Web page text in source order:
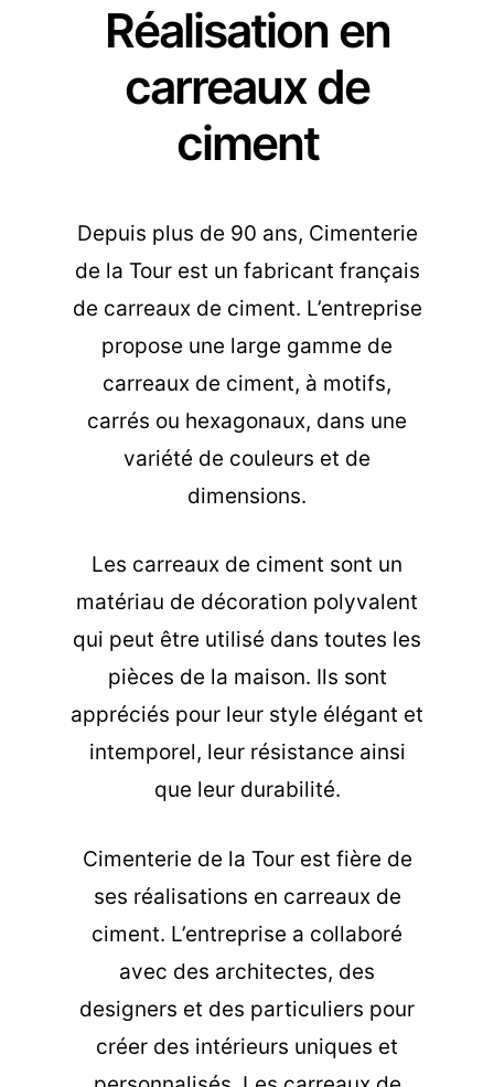
Réalisation en
carreaux de
ciment
Depuis plus de 90 ans, Cimenterie
de la Tour est un fabricant français
de carreaux de ciment. L’entreprise
propose une large gamme de
carreaux de ciment, à motifs,
carrés ou hexagonaux, dans une
variété de couleurs et de
dimensions.
Les carreaux de ciment sont un
matériau de décoration polyvalent
qui peut être utilisé dans toutes les
pièces de la maison. Ils sont
appréciés pour leur style élégant et
intemporel, leur résistance ainsi
que leur durabilité.
Cimenterie de la Tour est fière de
ses réalisations en carreaux de
ciment. L’entreprise a collaboré
avec des architectes, des
designers et des particuliers pour
créer des intérieurs uniques et